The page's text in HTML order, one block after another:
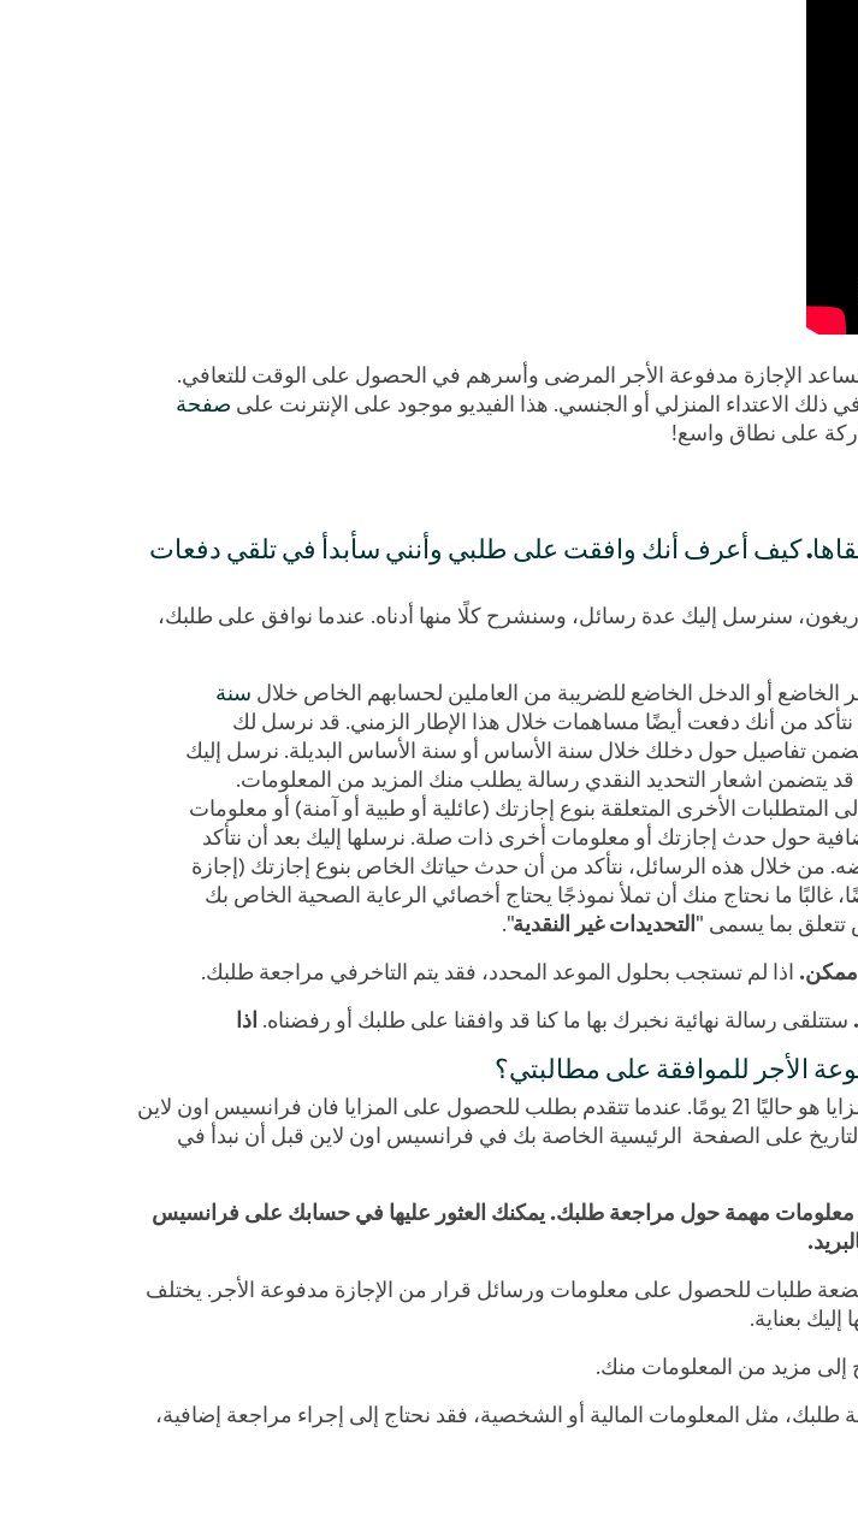
الإجازة مدفوعة الأجر المرضى وأسرهم في الحصول على الوقت للتعافي.
الاعتداء المنزلي أو الجنسي. هذا الفيديو موجود على الإنترنت على صفحة
على نطاق واسع!
كيف أعرف أنك وافقت على طلبي وأنني سأبدأ في تلقي دفعات
سنرسل إليك عدة رسائل، وسنشرح كلًا منها أدناه. عندما نوافق على طلبك،
سنة
نتأكد من أنك دفعت أيضًا مساهمات خلال هذا الإطار الزمني. قد نرسل لك
تفاصيل حول دخلك خلال سنة الأساس أو سنة الأساس البديلة. نرسل إليك
يتضمن اشعار التحديد النقدي رسالة يطلب منك المزيد من المعلومات.
المتطلبات الأخرى المتعلقة بنوع إجازتك (عائلية أو طبية أو آمنة) أو معلومات
حول حدث إجازتك أو معلومات أخرى ذات صلة. نرسلها إليك بعد أن نتأكد
من خلال هذه الرسائل، نتأكد من أن حدث حياتك الخاص بنوع إجازتك (إجازة
ما نحتاج منك أن تملأ نموذجًا يحتاج أخصائي الرعاية الصحية الخاص بك
تتعلق بما يسمى "التحديدات غير النقدية".
ممكن. اذا لم تستجب بحلول الموعد المحدد، فقد يتم التاخرفي مراجعة طلبك.
ستتلقى رسالة نهائية نخبرك بها ما كنا قد وافقنا على طلبك أو رفضناه. اذا
الأجر للموافقة على مطالبتي؟
: يبلغ متوسط ​​الوقت لدينا للموافقة على المطالبة والبدء في دفع المزايا هو حاليًا 21 يومًا. عندما تتقدم بطلب للحصول على المزايا فان فرانسيس اون لاين
والتاريخ على الصفحة الرئيسية الخاصة بك في فرانسيس اون لاين قبل أن نبدأ في
معلومات مهمة حول مراجعة طلبك. يمكنك العثور عليها في حسابك على فرانسيس
طلبات للحصول على معلومات ورسائل قرار من الإجازة مدفوعة الأجر. يختلف
بعناية.
مزيد من المعلومات منك.
مثل المعلومات المالية أو الشخصية، فقد نحتاج إلى إجراء مراجعة إضافية،